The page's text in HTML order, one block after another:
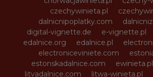
czechywinieta.pl
dalnicnipoplatky.com
digital-vignette.de
e-vignette.pl
edalnice.org
edalnice.pl
electroniceviniete.com
estonskadalnice.com
ewinieta.pl
litvadalnice.com
litwa-winieta.pl